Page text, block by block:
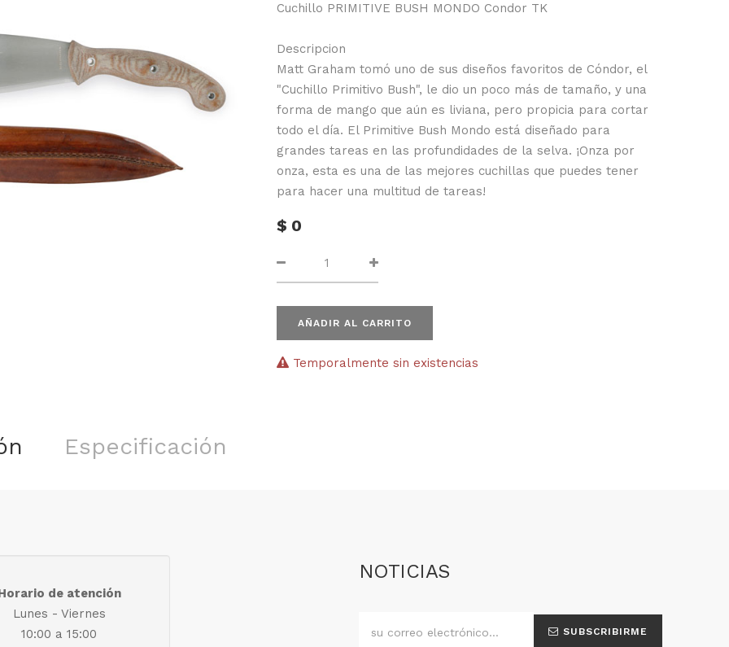
Cuchillo PRIMITIVE BUSH MONDO Condor TK
Descripcion
Matt Graham tomó uno de sus diseños favoritos de Cóndor, el
"Cuchillo Primitivo Bush", le dio un poco más de tamaño, y una
forma de mango que aún es liviana, pero propicia para cortar
todo el día. El Primitive Bush Mondo está diseñado para
grandes tareas en las profundidades de la selva. ¡Onza por
onza, esta es una de las mejores cuchillas que puedes tener
para hacer una multitud de tareas!
$ 0
AÑADIR AL CARRITO
Temporalmente sin existencias
Especificación
de atención
Lunes - Viernes
10:00 a 15:00
NOTICIAS
SUBSCRIBIRME